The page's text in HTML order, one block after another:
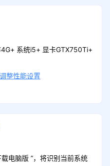
系统i5+ 显卡GTX750Ti+
整性能设置
电脑版 ”，将识别当前系统